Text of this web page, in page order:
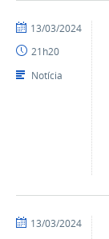
por
CTDR
publicado
13/03/2024
21h20
Notícia
por
publicado
13/03/2024